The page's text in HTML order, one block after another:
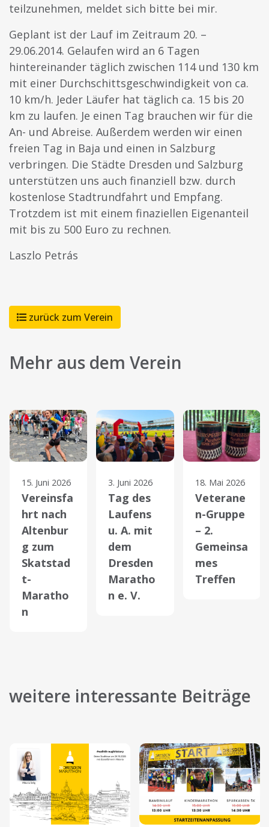
teilzunehmen, meldet sich bitte bei mir.
Geplant ist der Lauf im Zeitraum 20. –
29.06.2014. Gelaufen wird an 6 Tagen
hintereinander täglich zwischen 114 und 130 km
mit einer Durchschittsgeschwindigkeit von ca.
10 km/h. Jeder Läufer hat täglich ca. 15 bis 20
km zu laufen. Je einen Tag brauchen wir für die
An- und Abreise. Außerdem werden wir einen
freien Tag in Baja und einen in Salzburg
verbringen. Die Städte Dresden und Salzburg
unterstützen uns auch finanziell bzw. durch
kostenlose Stadtrundfahrt und Empfang.
Trotzdem ist mit einem finaziellen Eigenanteil
mit bis zu 500 Euro zu rechnen.
Laszlo Petrás
zurück zum Verein
Mehr aus dem Verein
15. Juni 2026
Vereinsfa
hrt nach
Altenbur
g zum
Skatstad
t-
Maratho
n
3. Juni 2026
Tag des
Laufens
u. A. mit
dem
Dresden
Maratho
n e. V.
18. Mai 2026
Veterane
n-Gruppe
– 2.
Gemeinsa
mes
Treffen
weitere interessante Beiträge